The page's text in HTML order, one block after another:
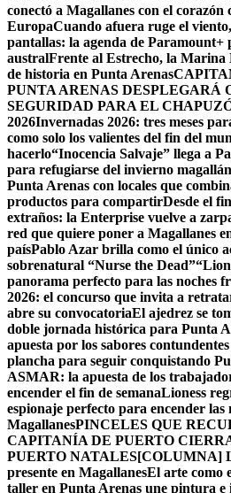
conectó a Magallanes con el corazón
EuropaCuando afuera ruge el
pantallas: la agenda de Paramount+
australFrente al Estrecho, la Marina
de historia en Punta Arenas
PUNTA ARENAS DESPLEGARÁ
SEGURIDAD PARA EL
2026Invernadas 2026: tres meses
como solo los valientes del fin del
hacerlo“Inocencia Salvaje” llega a
para refugiarse del invierno
Punta Arenas con locales que
productos para compartirDesde el
extraños: la Enterprise vuelve a
red que quiere poner a Magallanes
paísPablo Azar brilla como el único
sobrenatural “Nurse the Dead”
panorama perfecto para las noches
2026: el concurso que invita a
abre su convocatoriaEl ajedrez se
doble jornada histórica para Punta
apuesta por los sabores
plancha para seguir conquistando
ASMAR: la apuesta de los
encender el fin de semanaLioness
espionaje perfecto para encender las
MagallanesPINCELES QUE
CAPITANÍA DE PUERTO
PUERTO NATALES[COLUMNA]
presente en MagallanesEl arte como
taller en Punta Arenas une pintura e